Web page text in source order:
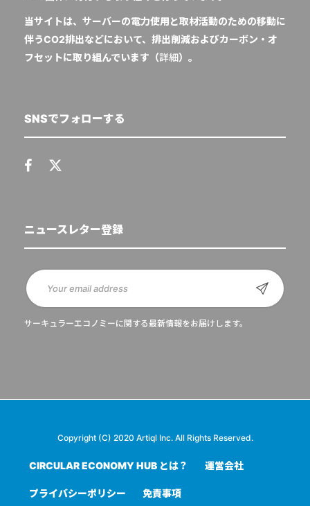
当サイトは、サーバーの電力使用と取材活動のための移動に
伴うCO2排出などにおいて、排出削減およびカーボン・オ
フセットに取り組んでいます（詳細）。
SNSでフォローする
ニュースレター登録
サーキュラーエコノミーに関する最新情報をお届けします。
Copyright (C) 2020 Artiql Inc. All Rights Reserved.
CIRCULAR ECONOMY HUB とは？ 運営会社
プライバシーポリシー 免責事項